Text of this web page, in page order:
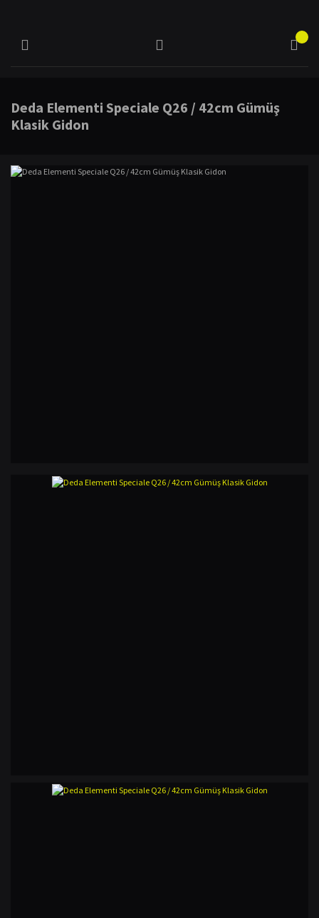
Deda Elementi Speciale Q26 / 42cm Gümüş
Klasik Gidon